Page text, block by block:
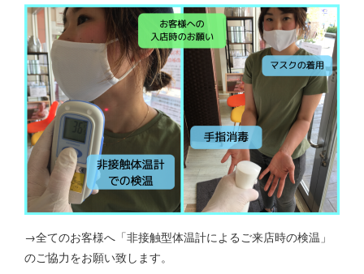
→全てのお客様へ「非接触型体温計によるご来店時の検温」
のご協力をお願い致します。